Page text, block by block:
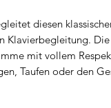
diesen
Klavierbegleitung.
mit vollem
Taufen oder den